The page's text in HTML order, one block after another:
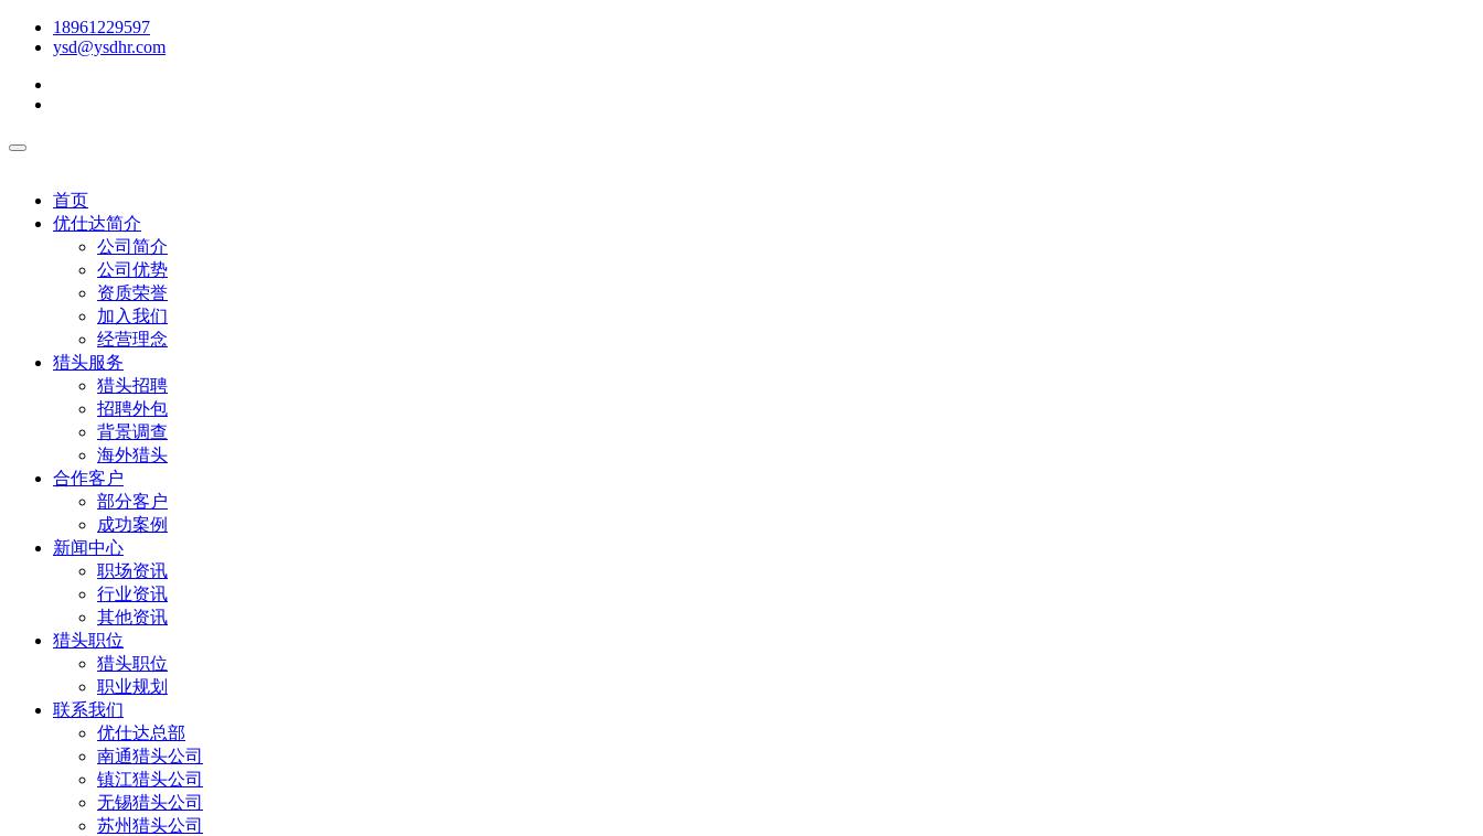
18961229597
ysd@ysdhr.com
首页
优仕达简介
公司简介
公司优势
资质荣誉
加入我们
经营理念
猎头服务
猎头招聘
招聘外包
背景调查
海外猎头
合作客户
部分客户
成功案例
新闻中心
职场资讯
行业资讯
其他资讯
猎头职位
猎头职位
职业规划
联系我们
优仕达总部
南通猎头公司
镇江猎头公司
无锡猎头公司
苏州猎头公司